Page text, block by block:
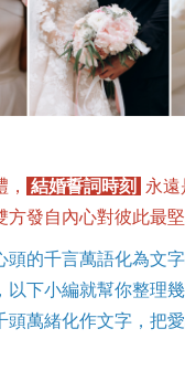
結婚誓詞時刻
永遠
方發自內心對彼此最堅
頭的千言萬語化為文
以下小編就幫你整理
頭萬緒化作文字，把